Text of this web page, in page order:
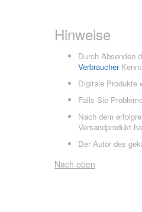
Hinweise
Durch Absenden
Verbraucher
Digitale Produkte
Falls Sie
Nach dem
Versandprodukt
Der Autor des
Nach oben